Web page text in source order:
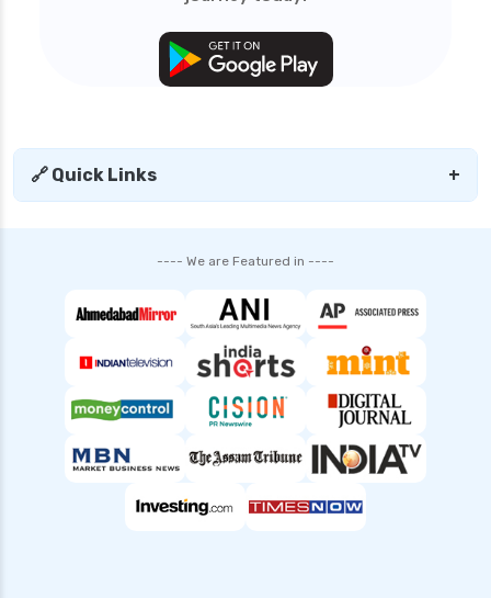
🔗 Quick Links +
---- We are Featured in ----